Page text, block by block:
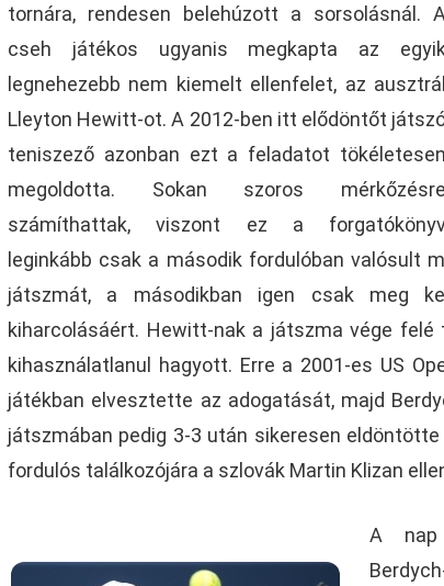
tornára, rendesen belehúzott a sorsolásnál. A
cseh játékos ugyanis megkapta az egyik
legnehezebb nem kiemelt ellenfelet, az ausztrál
Lleyton Hewitt-ot. A 2012-ben itt elődöntőt
teniszező azonban ezt a feladatot tökéletesen
megoldotta. Sokan szoros mérkőzésre
számíthattak, viszont ez a
leginkább csak a második fordulóban valósult
játszmát, a másodikban igen csak meg
kiharcolásáért. Hewitt-nak a játszma vége
kihasználatlanul hagyott. Erre a 2001-es US
játékban elvesztette az adogatását, majd
játszmában pedig 3-3 után sikeresen
fordulós találkozójára a szlovák Martin Klizan
A nap